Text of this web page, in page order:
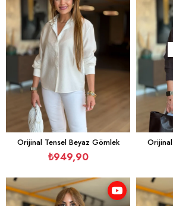
Orijinal Tensel Beyaz Gömlek
₺949,90